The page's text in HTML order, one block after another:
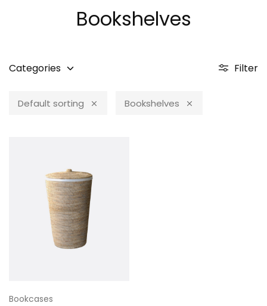
Bookshelves
Categories Filter
Default sorting Bookshelves
Bookcases